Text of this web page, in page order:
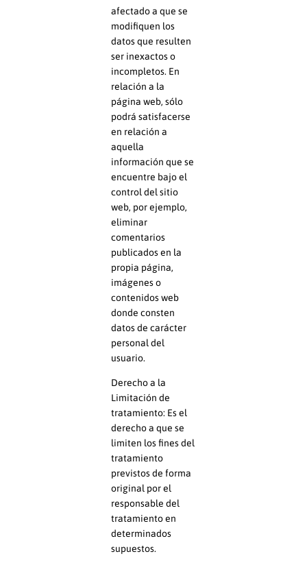
afectado a que se
modifiquen los
datos que resulten
ser inexactos o
incompletos. En
relación a la
página web, sólo
podrá satisfacerse
en relación a
aquella
información que se
encuentre bajo el
control del sitio
web, por ejemplo,
eliminar
comentarios
publicados en la
propia página,
imágenes o
contenidos web
donde consten
datos de carácter
personal del
usuario.
Derecho a la
Limitación de
tratamiento: Es el
derecho a que se
limiten los fines del
tratamiento
previstos de forma
original por el
responsable del
tratamiento en
determinados
supuestos.